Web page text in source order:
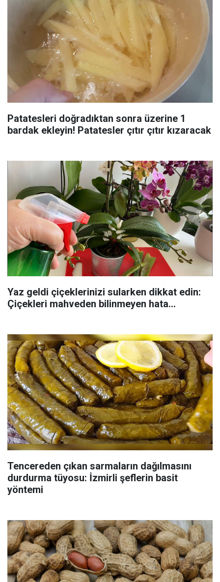
Patatesleri doğradıktan sonra üzerine 1
bardak ekleyin! Patatesler çıtır çıtır kızaracak
Yaz geldi çiçeklerinizi sularken dikkat edin:
Çiçekleri mahveden bilinmeyen hata...
Tencereden çıkan sarmaların dağılmasını
durdurma tüyosu: İzmirli şeflerin basit
yöntemi